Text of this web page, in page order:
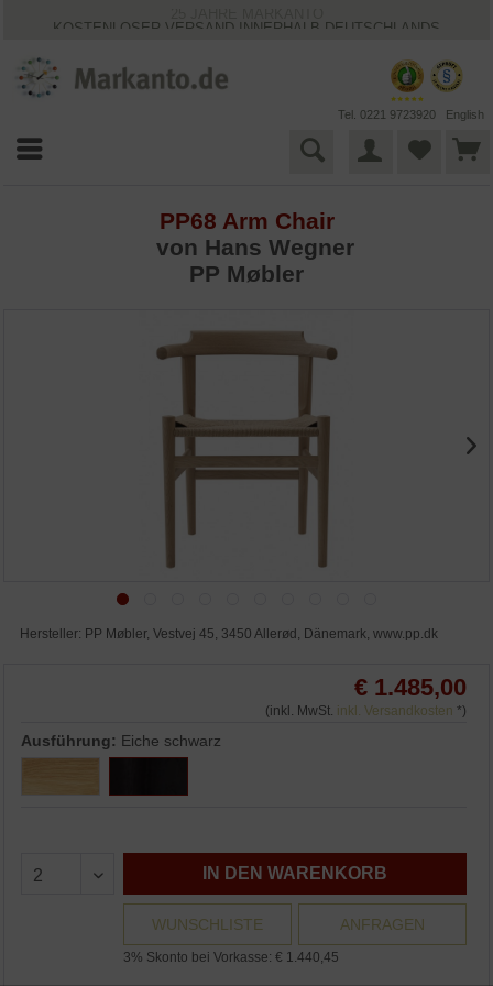
KOSTENLOSER VERSAND INNERHALB DEUTSCHLANDS
VIELFÄLTIGE ZAHLUNGSMÖGLICHKEITEN
BESTPRICE-GARANTIE
Tel. 0221 9723920 English
PP68 Arm Chair
von Hans Wegner
PP Møbler
Hersteller: PP Møbler, Vestvej 45, 3450 Allerød, Dänemark, www.pp.dk
€ 1.485,00
(inkl. MwSt. inkl. Versandkosten *)
Ausführung: Eiche schwarz
IN DEN WARENKORB
WUNSCHLISTE ANFRAGEN
3% Skonto bei Vorkasse: € 1.440,45